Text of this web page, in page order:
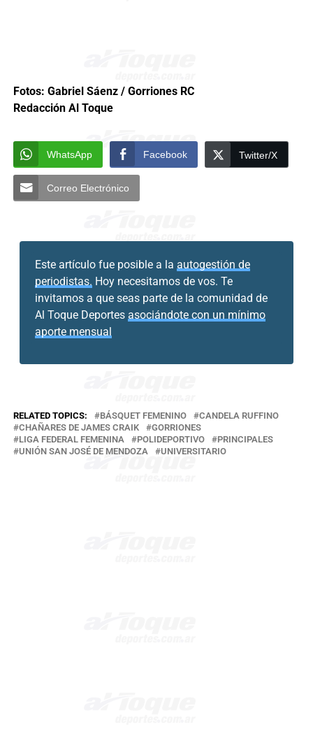
Fotos: Gabriel Sáenz / Gorriones RC
Redacción Al Toque
WhatsApp Facebook Twitter/X
Correo Electrónico
Este artículo fue posible a la autogestión de
periodistas. Hoy necesitamos de vos. Te
invitamos a que seas parte de la comunidad de
Al Toque Deportes asociándote con un mínimo
aporte mensual
RELATED TOPICS: BÁSQUET FEMENINO
CANDELA RUFFINO
CHAÑARES DE JAMES CRAIK
GORRIONES
LIGA FEDERAL FEMENINA
POLIDEPORTIVO
PRINCIPALES
UNIÓN SAN JOSÉ DE MENDOZA
UNIVERSITARIO